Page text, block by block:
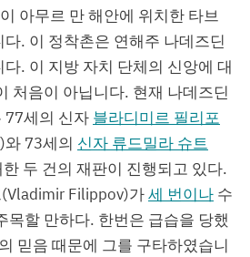
아무르 만 해안에 위치한 타브
. 이 정착촌은 연해주 나데즈딘
. 이 지방 자치 단체의 신앙에 대
처음이 아닙니다. 현재 나데즈딘
77세의 신자 블라디미르 필리포
)와 73세의 신자 류드밀라 슈트
두 건의 재판이 진행되고 있다.
Filippov)가세 번이나 수
목할 만하다. 한번은 급습을 당했
믿음 때문에 그를 구타하였습니